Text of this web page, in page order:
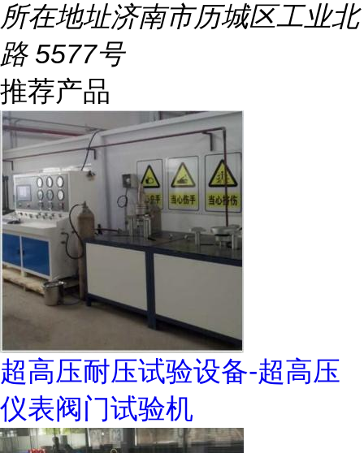
所在地址济南市历城区工业北
路 5577号
推荐产品
超高压耐压试验设备-超高压
仪表阀门试验机